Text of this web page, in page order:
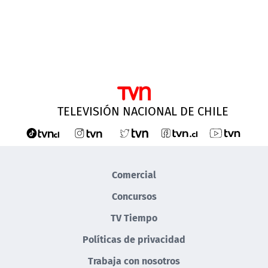
TELEVISIÓN NACIONAL DE CHILE
Comercial
Concursos
TV Tiempo
Políticas de privacidad
Trabaja con nosotros